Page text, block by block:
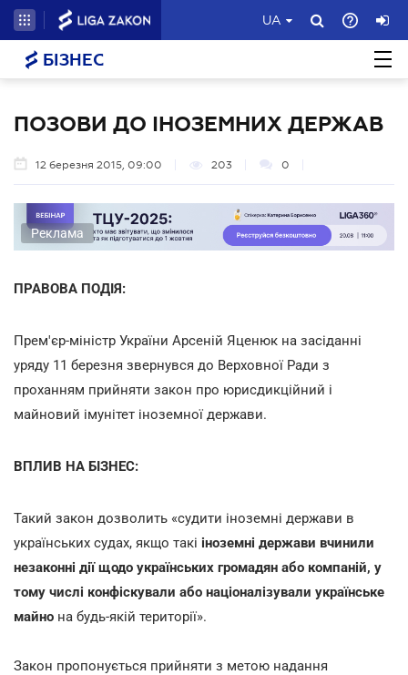
UA
БІЗНЕС
ПОЗОВИ ДО ІНОЗЕМНИХ ДЕРЖАВ
12 березня 2015, 09:00 203 0
Реклама
ПРАВОВА ПОДІЯ:
Прем'єр-міністр України Арсеній Яценюк на засіданні
уряду 11 березня звернувся до Верховної Ради з
проханням прийняти закон про юрисдикційний і
майновий імунітет іноземної держави.
ВПЛИВ НА БІЗНЕС:
Такий закон дозволить «судити іноземні держави в
українських судах, якщо такі іноземні держави вчинили
незаконні дії щодо українських громадян або компаній, у
тому числі конфіскували або націоналізували українське
майно на будь-якій території».
Закон пропонується прийняти з метою надання